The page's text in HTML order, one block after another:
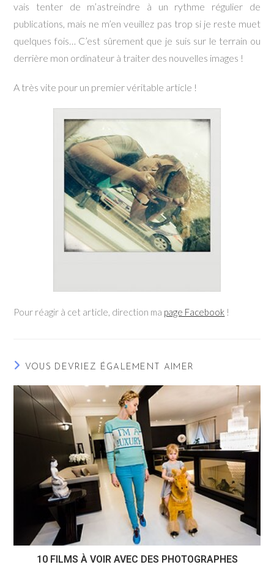
vais tenter de m’astreindre à un rythme régulier de
publications, mais ne m’en veuillez pas trop si je reste muet
quelques fois… C’est sûrement que je suis sur le terrain ou
derrière mon ordinateur à traiter des nouvelles images !
A très vite pour un premier véritable article !
Pour réagir à cet article, direction ma page Facebook !
VOUS DEVRIEZ ÉGALEMENT AIMER
10 FILMS À VOIR AVEC DES PHOTOGRAPHES